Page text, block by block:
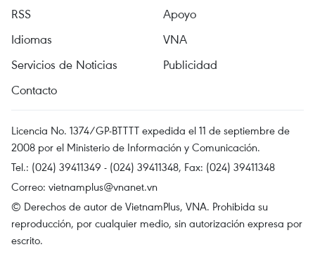
RSS
Apoyo
Idiomas
VNA
Servicios de Noticias
Publicidad
Contacto
Licencia No. 1374/GP-BTTTT expedida el 11 de septiembre de
2008 por el Ministerio de Información y Comunicación.
Tel.: (024) 39411349 - (024) 39411348, Fax: (024) 39411348
Correo: vietnamplus@vnanet.vn
© Derechos de autor de VietnamPlus, VNA. Prohibida su
reproducción, por cualquier medio, sin autorización expresa por
escrito.